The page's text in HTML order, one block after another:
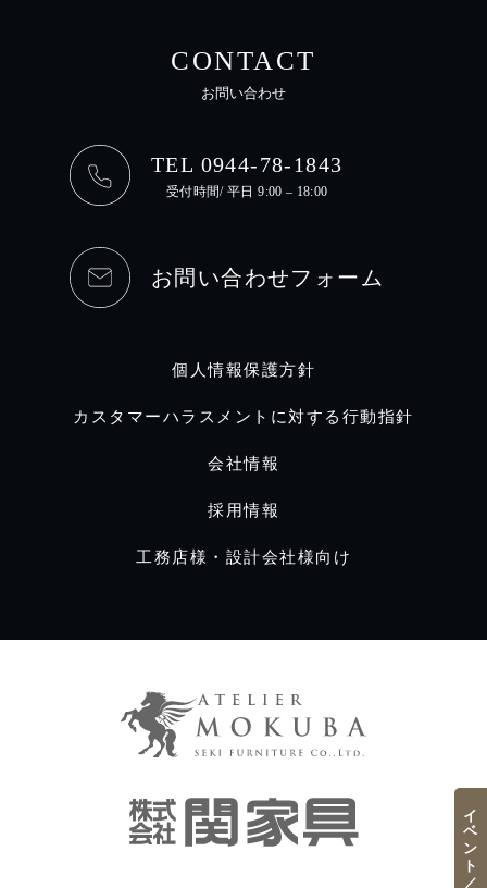
CONTACT
お問い合わせ
TEL 0944-78-1843
受付時間/ 平日 9:00 – 18:00
お問い合わせフォーム
個人情報保護方針
カスタマーハラスメントに対する行動指針
会社情報
採用情報
工務店様・設計会社様向け